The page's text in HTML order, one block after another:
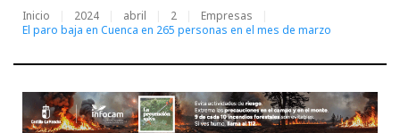
Inicio 2024 abril 2
Empresas
El paro baja en Cuenca en 265 personas en el mes de marzo